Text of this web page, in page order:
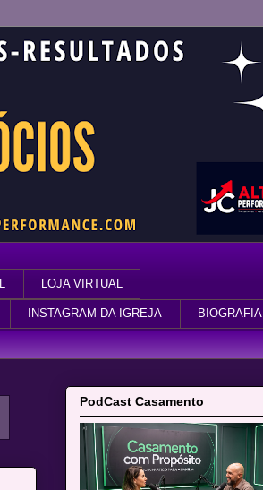
LOJA VIRTUAL
INSTAGRAM DA IGREJA BIOGRAFIA
PodCast Casamento